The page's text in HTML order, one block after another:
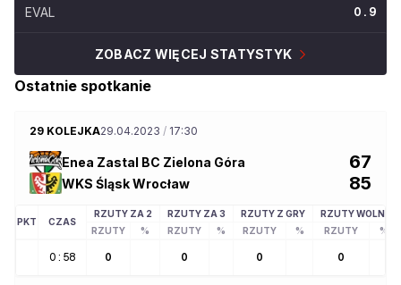
EVAL 0.9
ZOBACZ WIĘCEJ STATYSTYK
Ostatnie spotkanie
29 KOLEJKA29.04.2023 / 17:30
Enea Zastal BC Zielona Góra 67
WKS Śląsk Wrocław 85
PKT CZAS
RZUTY ZA 2 RZUTY ZA 3 RZUTY Z GRY
RZUTY WOLNE
RZUTY
% RZUTY % RZUTY % RZUTY %
0:58 0 0 0 0